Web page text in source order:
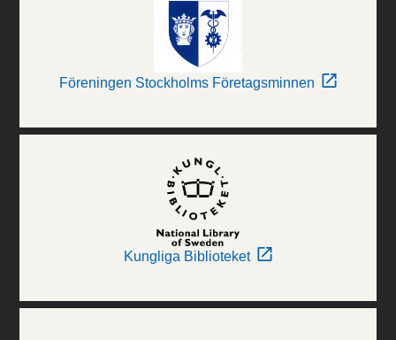
Föreningen Stockholms Företagsminnen
Kungliga Biblioteket